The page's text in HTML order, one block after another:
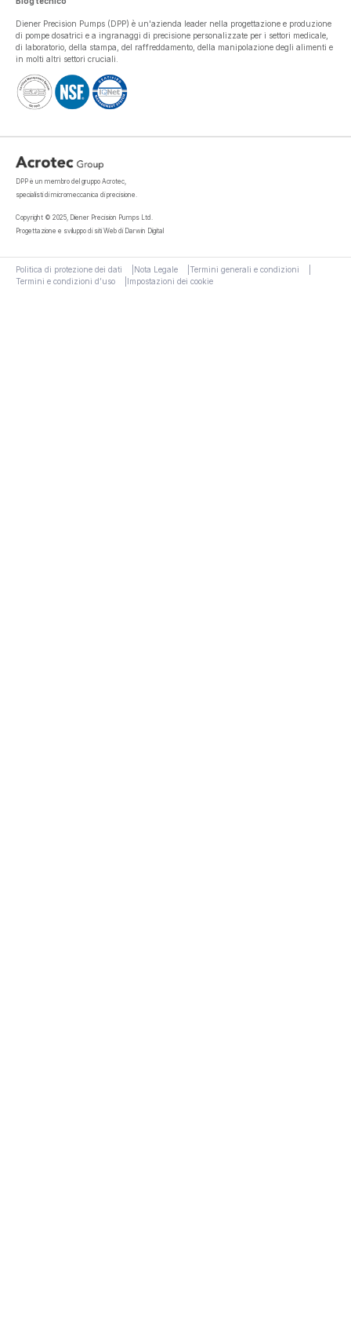
Diener Precision Pumps (DPP) è un'azienda leader nella progettazione e produzione
di pompe dosatrici e a ingranaggi di precisione personalizzate per i settori medicale,
di laboratorio, della stampa, del raffreddamento, della manipolazione degli alimenti e
in molti altri settori cruciali.
DPP è un membro del gruppo Acrotec,
specialisti di micromeccanica di precisione.
Copyright © 2025, Diener Precision Pumps Ltd.
Progettazione e sviluppo di siti Web di Darwin Digital
Politica di protezione dei dati Nota Legale
Termini generali e condizioni
Termini e condizioni d’uso
Impostazioni dei cookie